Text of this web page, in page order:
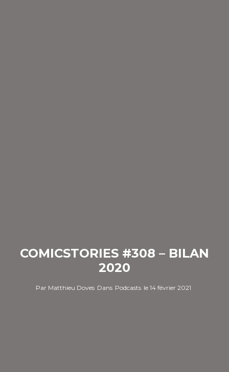
COMICSTORIES #308 – BILAN
2020
Par Matthieu Doves Dans Podcasts le 14 février 2021